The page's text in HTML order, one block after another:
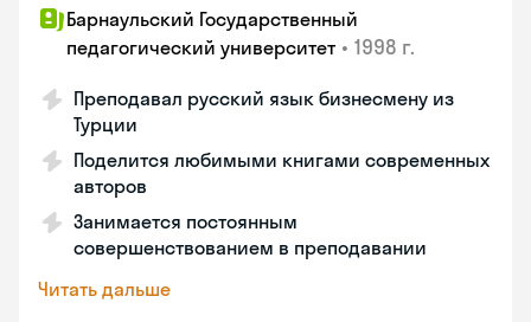
Барнаульский Государственный
педагогический университет • 1998 г.
Преподавал русский язык бизнесмену из
Турции
Поделится любимыми книгами современных
авторов
Занимается постоянным
совершенствованием в преподавании
Читать дальше